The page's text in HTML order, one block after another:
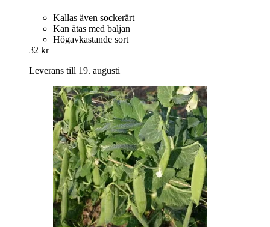
Kallas även sockerärt
Kan ätas med baljan
Högavkastande sort
32 kr
Leverans till 19. augusti